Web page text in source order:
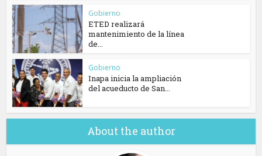
Gobierno
ETED realizará
mantenimiento de la línea
de...
Gobierno
Inapa inicia la ampliación
del acueducto de San...
About the author